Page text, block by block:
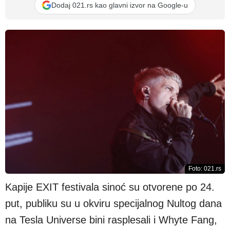
Dodaj 021.rs kao glavni izvor na Google-u
Foto: 021.rs
Kapije EXIT festivala sinoć su otvorene po 24.
put, publiku su u okviru specijalnog Nultog dana
na Tesla Universe bini rasplesali i Whyte Fang,